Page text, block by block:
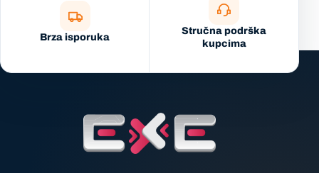
Brza isporuka
Stručna podrška
kupcima